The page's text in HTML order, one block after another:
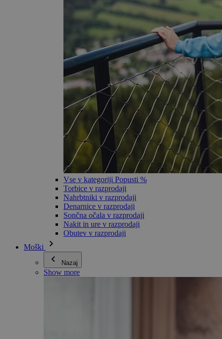
Vse v kategoriji Popusti %
Torbice v razprodaji
Nahrbtniki v razprodaji
Denarnice v razprodaji
Sončna očala v razprodaji
Nakit in ure v razprodaji
Obutev v razprodaji
Moški
Nazaj
Show more